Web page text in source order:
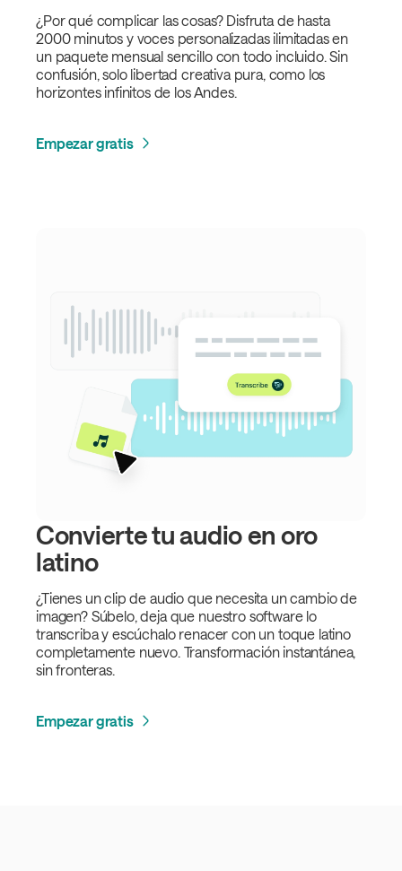
¿Por qué complicar las cosas? Disfruta de hasta
2000 minutos y voces personalizadas ilimitadas en
un paquete mensual sencillo con todo incluido. Sin
confusión, solo libertad creativa pura, como los
horizontes infinitos de los Andes.
Empezar gratis
Convierte tu audio en oro
latino
¿Tienes un clip de audio que necesita un cambio de
imagen? Súbelo, deja que nuestro software lo
transcriba y escúchalo renacer con un toque latino
completamente nuevo. Transformación instantánea,
sin fronteras.
Empezar gratis